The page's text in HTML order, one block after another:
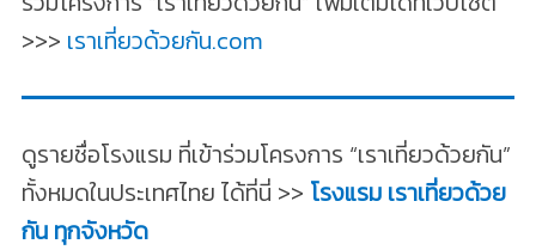
>>> เราเที่ยวด้วยกัน.com
ดูรายชื่อโรงแรม ที่เข้าร่วมโครงการ “เราเที่ยวด้วยกัน”
ทั้งหมดในประเทศไทย ได้ที่นี่ >> โรงแรม เราเที่ยวด้วย
กัน ทุกจังหวัด